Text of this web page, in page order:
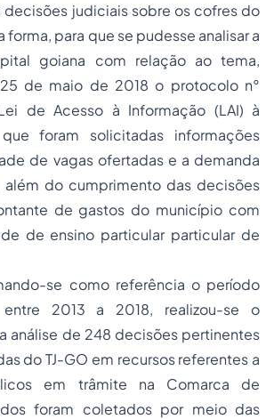
judiciais sobre os cofres do
forma, para que se pudesse analisar a
goiana com relação ao tema,
de maio de 2018 o protocolo n°
de Acesso à Informação (LAI) à
foram solicitadas informações
de vagas ofertadas e a demanda
além do cumprimento das decisões
de gastos do município com
de ensino particular particular de
se como referência o período
entre 2013 a 2018, realizou-se o
análise de 248 decisões pertinentes
do TJ-GO em recursos referentes a
em trâmite na Comarca de
foram coletados por meio das